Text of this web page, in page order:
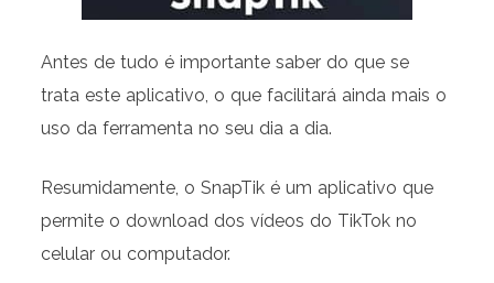
Antes de tudo é importante saber do que se
trata este aplicativo, o que facilitará ainda mais o
uso da ferramenta no seu dia a dia.
Resumidamente, o SnapTik é um aplicativo que
permite o download dos vídeos do TikTok no
celular ou computador.